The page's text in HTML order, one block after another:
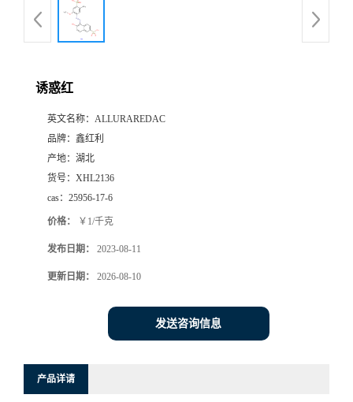
诱惑红
英文名称： ALLURAREDAC
品牌： 鑫红利
产地： 湖北
货号： XHL2136
cas： 25956-17-6
价格： ￥1/千克
发布日期： 2023-08-11
更新日期： 2026-08-10
发送咨询信息
产品详请